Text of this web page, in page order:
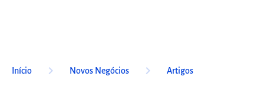
Início keyboard_arrow_right Novos Negócios keyboard_arrow_right Artigos